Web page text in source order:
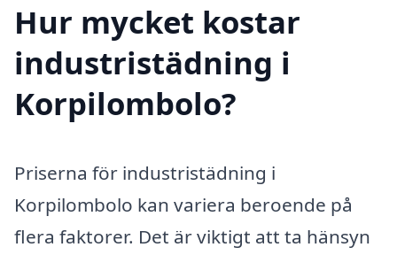
Hur mycket kostar
industristädning i
Korpilombolo?
Priserna för industristädning i
Korpilombolo kan variera beroende på
flera faktorer. Det är viktigt att ta hänsyn